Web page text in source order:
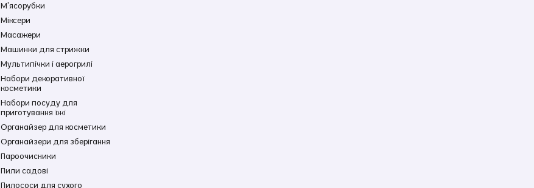
М'ясорубки
Міксери
Масажери
Машинки для стрижки
Мультипічки і аерогрилі
Набори декоративної
косметики
Набори посуду для
приготування їжі
Органайзер для косметики
Органайзери для зберігання
Пароочисники
Пили садові
Пилососи для сухого